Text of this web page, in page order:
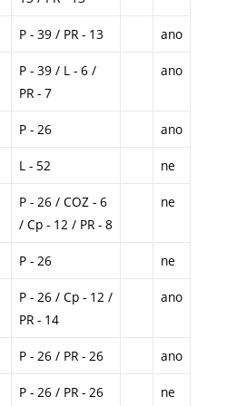
P - 39 / PR - 13 ano
P - 39 / L - 6 /
PR - 7
ano
P - 26 ano
L - 52 ne
P - 26 / COZ - 6
/ Cp - 12 / PR - 8
ne
P - 26 ne
P - 26 / Cp - 12 /
PR - 14
ano
P - 26 / PR - 26 ano
P - 26 / PR - 26 ne